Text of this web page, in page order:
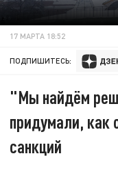
17 МАРТА 18:52
ПОДПИШИТЕСЬ:
"Мы найдём
придумали, как
санкций